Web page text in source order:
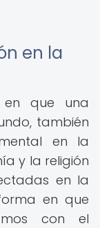
en la
que una
también
en la
y la religión
en la
en que
con el